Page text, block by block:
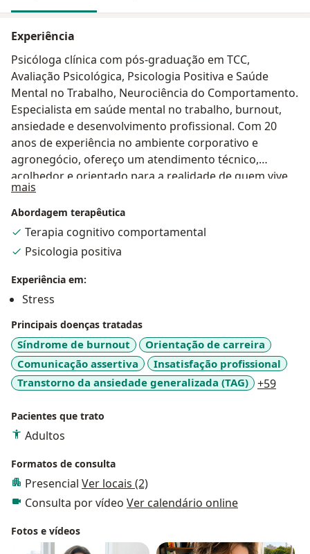
Experiência
Psicóloga clínica com pós-graduação em TCC,
Avaliação Psicológica, Psicologia Positiva e Saúde
Mental no Trabalho, Neurociência do Comportamento.
Especialista em saúde mental no trabalho, burnout,
ansiedade e desenvolvimento profissional. Com 20
anos de experiência no ambiente corporativo e
agronegócio, ofereço um atendimento técnico,
acolhedor e orientado para a realidade de quem vive
sob pressão e busca equilíbrio entre vida profissional
e pessoal. Atendo online para todo Brasil.
mais
Abordagem terapêutica
Terapia cognitivo comportamental
Psicologia positiva
Experiência em:
Stress
Principais doenças tratadas
Síndrome de burnout
Orientação de carreira
Comunicação assertiva
Insatisfação profissional
Transtorno da ansiedade generalizada (TAG)
+59
Pacientes que trato
Adultos
Formatos de consulta
Presencial Ver locais (2)
Consulta por vídeo Ver calendário online
Fotos e vídeos